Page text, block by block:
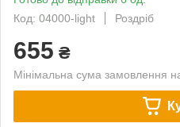
Код: 04000-light
Роздріб
655 ₴
Мінімальна сума замовлення